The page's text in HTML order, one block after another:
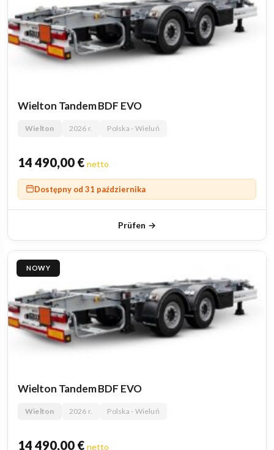
Wielton Tandem BDF EVO
Wielton 2026 r. Polska - Wieluń
14 490,00 € netto
Dostępny od 31 października
Prüfen →
NOWY
Wielton Tandem BDF EVO
Wielton 2026 r. Polska - Wieluń
14 490,00 € netto